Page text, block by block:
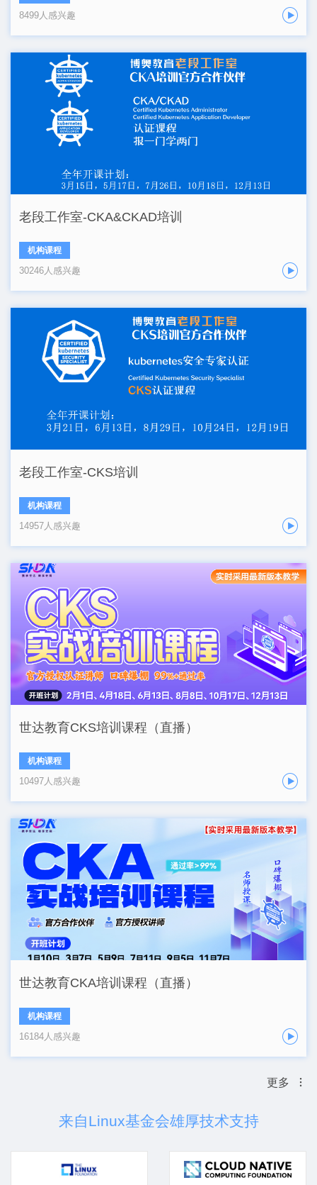
8499人感兴趣
老段工作室-CKA&CKAD培训
机构课程
30246人感兴趣
老段工作室-CKS培训
机构课程
14957人感兴趣
世达教育CKS培训课程（直播）
机构课程
10497人感兴趣
世达教育CKA培训课程（直播）
机构课程
16184人感兴趣
更多
来自Linux基金会雄厚技术支持